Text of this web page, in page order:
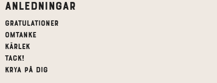
Anledningar
Gratulationer
Omtanke
Kärlek
Tack!
Krya på dig